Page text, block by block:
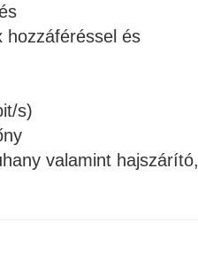
hozzáféréssel és
s)
valamint hajszárító,